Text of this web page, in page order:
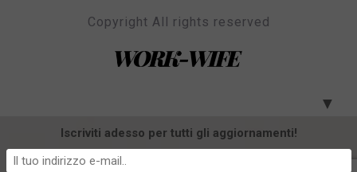
Copyright All rights reserved
WORK-WIFE
▼
Iscriviti adesso per tutti gli aggiornamenti!